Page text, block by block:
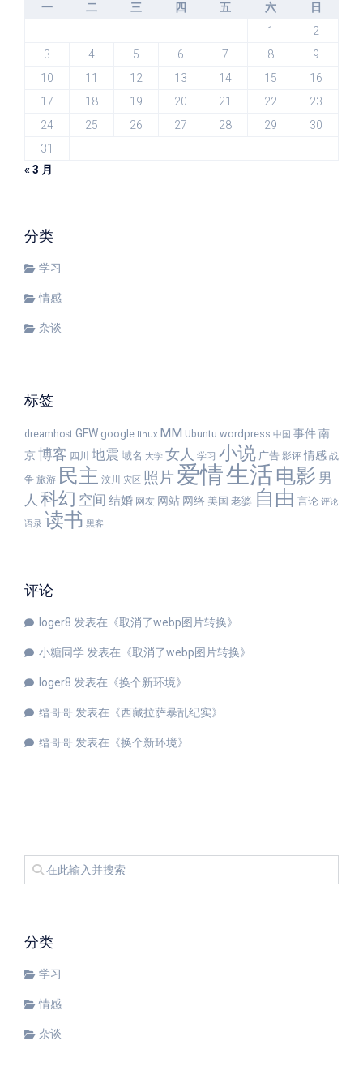
一
二 三 四 五 六
日
1
2
3
4 5 6 7 8
9
10
11 12 13 14 15
16
17
18 19 20 21 22
23
24
25 26 27 28 29
30
31
« 3 月
分类
学习
情感
杂谈
标签
dreamhost GFW google linux MM Ubuntu wordpress 中国 事件南
京博客 四川 地震 域名 大学 女人 学习 小说 广告 影评 情感 战
争 旅游 民主 汶川 灾区 照片 爱情生活 电影 男
人 科幻 空间 结婚 网友 网站 网络 美国 老婆 自由 言论 评论
语录 读书 黑客
评论
loger8 发表在《取消了webp图片转换》
小糖同学发表在《取消了webp图片转换》
loger8 发表在《换个新环境》
缙哥哥发表在《西藏拉萨暴乱纪实》
缙哥哥发表在《换个新环境》
分类
学习
情感
杂谈